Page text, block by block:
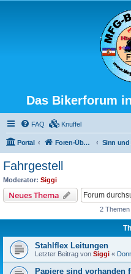
Das Bikerforum
FAQ Knuffel
Portal Foren-Übersicht
Fahrgestell
Moderator: Siggi
Neues Thema
2 Themen
Stahlflex Leitungen
Letzter Beitrag von Siggi «
Papiere sind vorhanden